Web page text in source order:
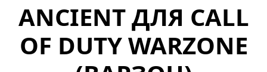
ANCIENT ДЛЯ CALL
OF DUTY WARZONE